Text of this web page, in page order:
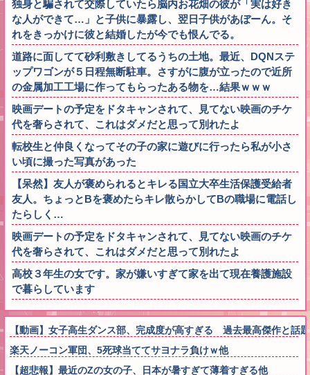
独身と騙されて交際していたら脳内お花畑の彼が「実は好き
な人ができて…」と子供に暴露し、翌日子供があぼーん。そ
れをきっかけに彼と結婚したが今でも恨んでる。
道路に面してて砂利敷きしてるうちの土地。最近、DQNステ
ップワゴンが５日程無断駐車。さすがに腹が立ったので近所
の金属加工工場に作ってもらったある物を…結果ｗｗｗ
映画デートの予定をドタキャンされて、見てない映画のチケ
代を奢らされて、これはダメだと思って別れたよ
転校生と仲良くなってその子の家に遊びに行ったら私が小さ
い頃に撮った写真があった
【呆然】友人が褒められるとキレる国立大卒生活保護受給者
友人。ちょっとBを褒めたらキレ散らかしてBの職場に電話し
たらしく…
映画デートの予定をドタキャンされて、見てない映画のチケ
代を奢らされて、これはダメだと思って別れたよ
高校３年生の女です。家が嫌いすぎて家を出て現在養護施設
で暮らしています
【動画】女子高生ダンス部、完成度が高すぎる 過去最高傑作と話
楽天ノーコン軍団、5死球当ててサヨナラ負けｗ他
【超悲報】最近のZの女の子、日本が暑すぎて薄着すぎる他